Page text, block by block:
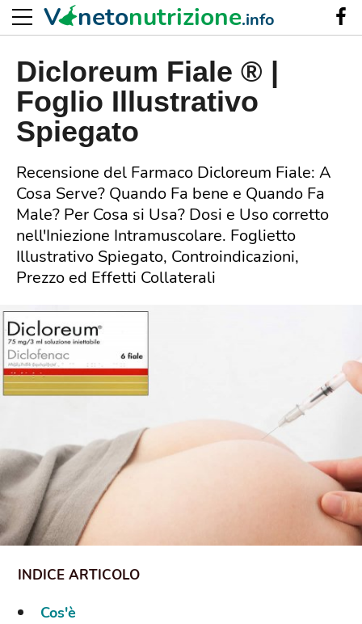
Dicloreum Fiale ® |
Foglio Illustrativo
Spiegato
Recensione del Farmaco Dicloreum Fiale: A
Cosa Serve? Quando Fa bene e Quando Fa
Male? Per Cosa si Usa? Dosi e Uso corretto
nell'Iniezione Intramuscolare. Foglietto
Illustrativo Spiegato, Controindicazioni,
Prezzo ed Effetti Collaterali
Cos'è
V netonutrizione.info